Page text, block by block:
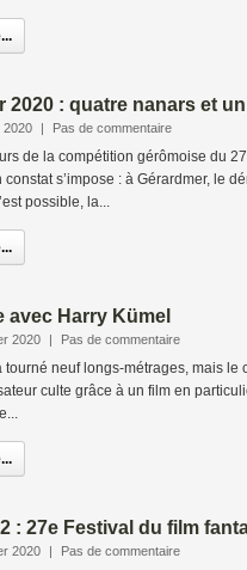
2020 : quatre nanars et
2020 | Pas de commentaire
de la compétition gérômoise du
constat s’impose : à Gérardmer, le
possible, la...
avec Harry Kümel
2020 | Pas de commentaire
tourné neuf longs-métrages, mais
culte grâce à un film en
: 27e Festival du film
2020 | Pas de commentaire